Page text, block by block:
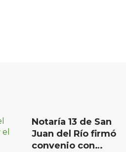
Notaría 13 de San
Juan del Río firmó
convenio con